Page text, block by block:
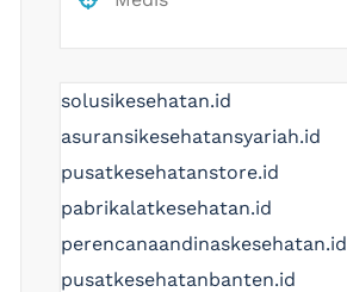
solusikesehatan.id
asuransikesehatansyariah.id
pusatkesehatanstore.id
pabrikalatkesehatan.id
perencanaandinaskesehatan.id
pusatkesehatanbanten.id